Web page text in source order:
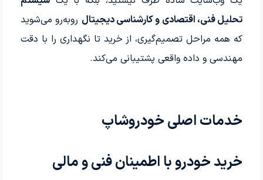
تحلیل فنی، اقتصادی و کارشناسی دیجیتال روبه‌رو می‌شوید
که همه مراحل تصمیم‌گیری، از خرید تا نگهداری را با دقت
مهندسی و داده واقعی پشتیبانی می‌کند.
خدمات اصلی خودروشاپ
خرید خودرو با اطمینان فنی و مالی